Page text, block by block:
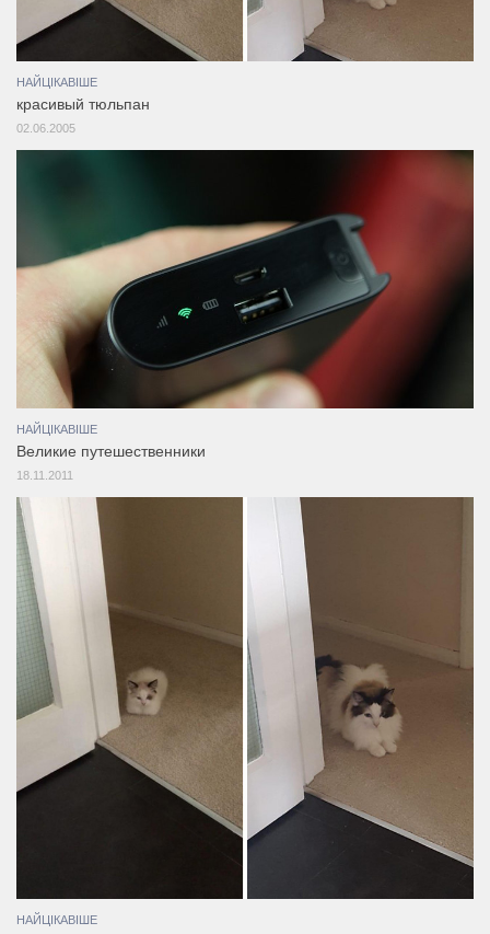
НАЙЦІКАВІШЕ
красивый тюльпан
02.06.2005
НАЙЦІКАВІШЕ
Великие путешественники
18.11.2011
НАЙЦІКАВІШЕ